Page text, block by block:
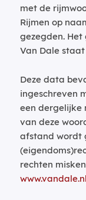
met de
Rijmen op
gezegden.
Van Dale
Deze data
ingeschreven
een dergelijke
van deze
afstand wordt
rechten